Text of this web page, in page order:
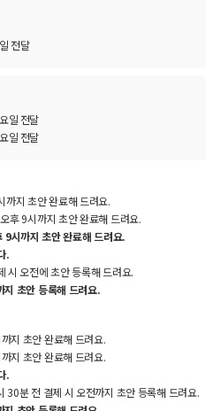
전달
일 전달
일 전달
까지 초안 완료해 드려요.
후 9시까지 초안 완료해 드려요.
시까지 초안 완료해 드려요.
.
시 오전에 초안 등록해 드려요.
초안 등록해 드려요.
지 초안 완료해 드려요.
지 초안 완료해 드려요.
.
30분 전 결제 시 오전까지 초안 등록해 드려요.